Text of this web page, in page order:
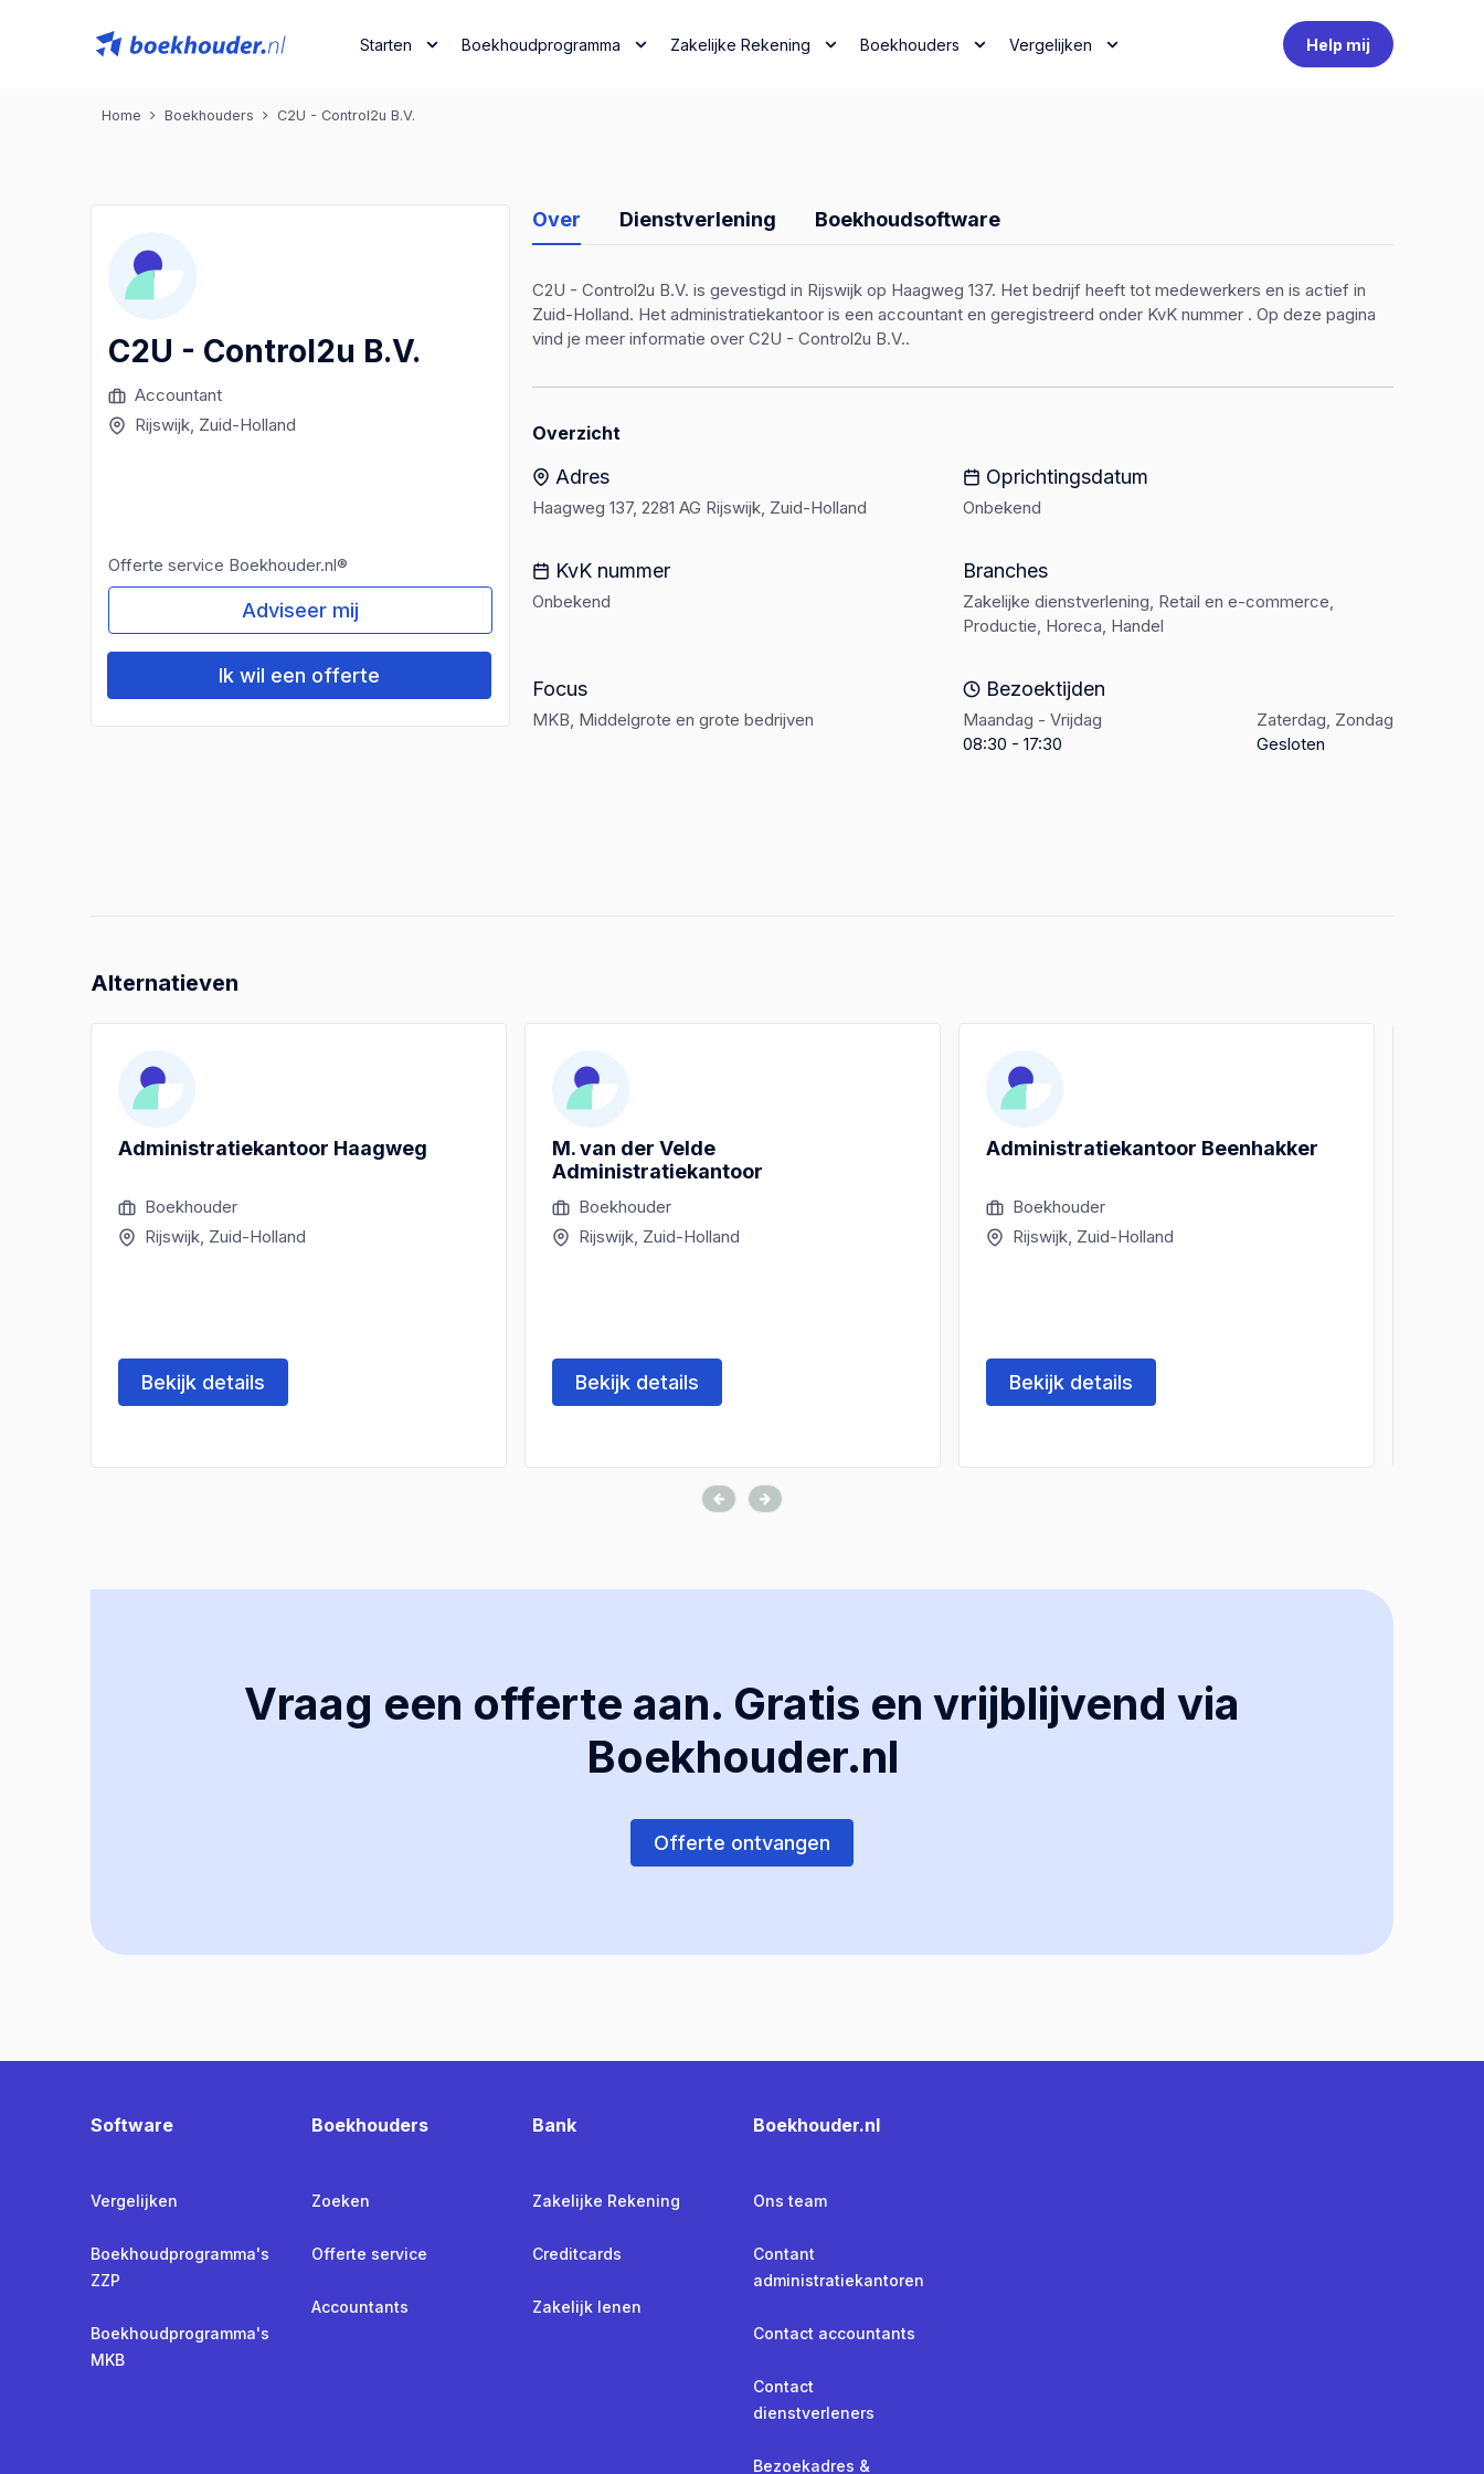
Starten Boekhoudprogramma Zakelijke Rekening Boekhouders Vergelijken Help mij
Home Boekhouders C2U - Control2u B.V.
C2U - Control2u B.V.
Accountant
Rijswijk, Zuid-Holland
Offerte service Boekhouder.nl®
Adviseer mij
Ik wil een offerte
Over Dienstverlening Boekhoudsoftware
C2U - Control2u B.V. is gevestigd in Rijswijk op Haagweg 137. Het bedrijf heeft tot medewerkers en is actief in
Zuid-Holland. Het administratiekantoor is een accountant en geregistreerd onder KvK nummer . Op deze pagina
vind je meer informatie over C2U - Control2u B.V..
Overzicht
Adres
Haagweg 137, 2281 AG Rijswijk, Zuid-Holland
Oprichtingsdatum
Onbekend
KvK nummer
Onbekend
Branches
Zakelijke dienstverlening, Retail en e-commerce,
Productie, Horeca, Handel
Focus
MKB, Middelgrote en grote bedrijven
Bezoektijden
Maandag - Vrijdag
08:30 - 17:30
Zaterdag, Zondag
Gesloten
Alternatieven
Administratiekantoor Haagweg
Boekhouder
Rijswijk, Zuid-Holland
Bekijk details
M. van der Velde
Administratiekantoor
Boekhouder
Rijswijk, Zuid-Holland
Bekijk details
Administratiekantoor Beenhakker
Boekhouder
Rijswijk, Zuid-Holland
Bekijk details
Vraag een offerte aan. Gratis en vrijblijvend via
Boekhouder.nl
Offerte ontvangen
Software
Vergelijken
Boekhoudprogramma's
ZZP
Boekhoudprogramma's
MKB
Boekhouders
Zoeken
Offerte service
Accountants
Bank
Zakelijke Rekening
Creditcards
Zakelijk lenen
Boekhouder.nl
Ons team
Contant
administratiekantoren
Contact accountants
Contact
dienstverleners
Bezoekadres &